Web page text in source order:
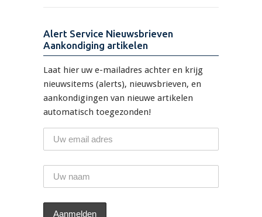
Alert Service Nieuwsbrieven
Aankondiging artikelen
Laat hier uw e-mailadres achter en krijg
nieuwsitems (alerts), nieuwsbrieven, en
aankondigingen van nieuwe artikelen
automatisch toegezonden!